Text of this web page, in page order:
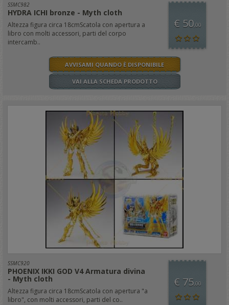
SSMC982
HYDRA ICHI bronze - Myth cloth
Altezza figura circa 18cmScatola con apertura a
libro con molti accessori, parti del corpo
intercamb..
€ 50,00
AVVISAMI QUANDO È DISPONIBILE
VAI ALLA SCHEDA PRODOTTO
SSMC920
PHOENIX IKKI GOD V4 Armatura divina
- Myth cloth
Altezza figura circa 18cmScatola con apertura "a
libro", con molti accessori, parti del co..
€ 75,00